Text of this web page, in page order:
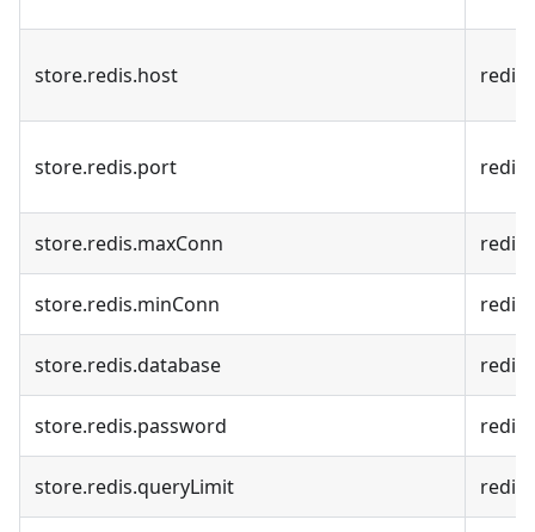
store.redis.host redis
store.redis.port redis
store.redis.maxConn redis
store.redis.minConn redis
store.redis.database redis
store.redis.password redis
store.redis.queryLimit redis